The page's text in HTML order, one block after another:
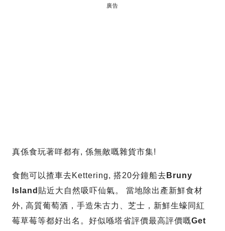
廣告
真係食玩著咩都有, 係無敵嘅雜貨市集!
食飽可以揸車去Kettering, 搭20分鐘船去 Bruny
Island 貼近大自然吸吓仙氣。 當地除出產新鮮食材
外, 高質葡萄酒，手造朱古力、芝士，新鮮生蠔同紅
莓草莓等都好出名。好似喺塔省評價最高評價嘅Get